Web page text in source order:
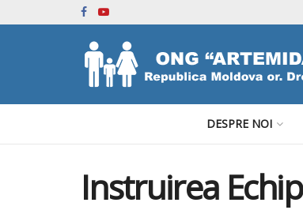
DESPRE NOI
Instruirea